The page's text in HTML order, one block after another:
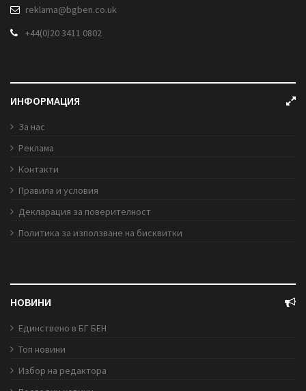
reklama@bgben.co.uk
+44(0)20 3411 0802
ИНФОРМАЦИЯ
За нас
Реклама
Контакти
Правила и условия
Декларация за поверителност
Политика за използване на бисквитки
НОВИНИ
Единствено в БГ БЕН
Топ новини
Избор на редактора